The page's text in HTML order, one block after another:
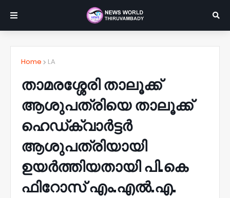
Home LA
താമരശ്ശേരി താലൂക്ക്
ആശുപത്രിയെ താലൂക്ക്
ഹെഡ്ക്വാർട്ടർ
ആശുപത്രിയായി
ഉയർത്തിയതായി പി.കെ
ഫിറോസ് എം.എൽ.എ.